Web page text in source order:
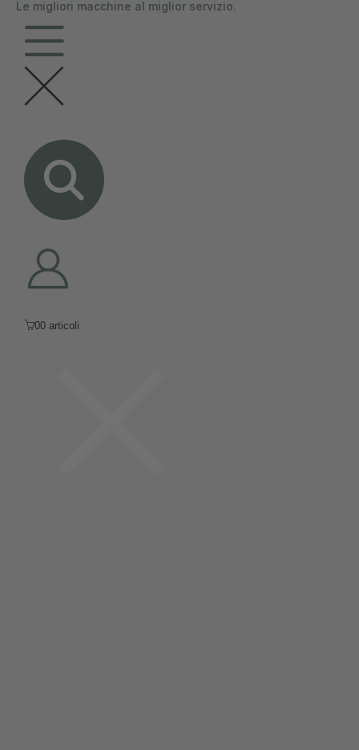
contenuto
Le migliori macchine al miglior servizio.
00 articoli